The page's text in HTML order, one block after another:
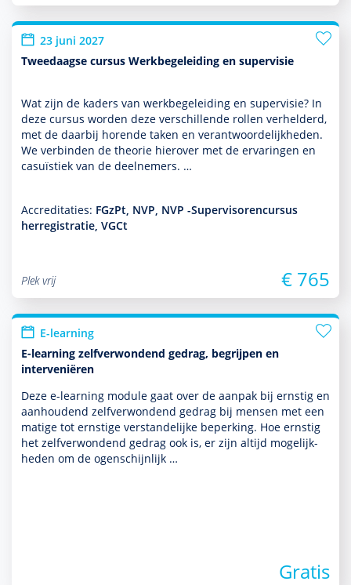
23 juni 2027
Tweedaagse cursus Werkbegeleiding en supervisie
Wat zijn de kaders van werkbege­lei­ding en super­visie? In
deze cursus worden deze ver­schil­lende rollen verhelderd,
met de daarbij horende taken en verant­woordelijkheden.
We verbinden de theorie hierover met de ervaringen en
casuïstiek van de deel­nemers. …
Accreditaties: FGzPt, NVP, NVP -Supervisorencursus
herregistratie, VGCt
Plek vrij € 765
E-learning
E-learning zelfverwondend gedrag, begrijpen en
interveniëren
Deze e-learning module gaat over de aanpak bij ernstig en
aanhoudend zelfverwondend gedrag bij mensen met een
matige tot ernstige ver­stande­lijke beper­king. Hoe ernstig
het zelfverwondend gedrag ook is, er zijn altijd moge­lijk­
heden om de ogenschijnlijk …
Gratis